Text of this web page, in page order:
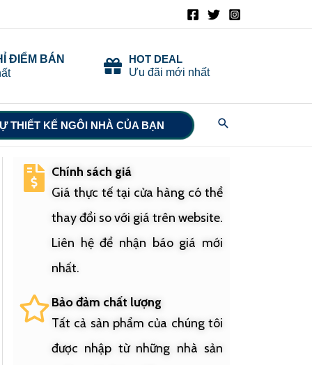
ĐIỂM BÁN
HOT DEAL
Ưu đãi mới nhất
THIẾT KẾ NGÔI NHÀ CỦA BẠN Search
Chính sách giá
Giá thực tế tại cửa hàng có thể
thay đổi so với giá trên website.
Liên hệ để nhận báo giá mới
nhất.
Bảo đảm chất lượng
Tất cả sản phẩm của chúng tôi
được nhập từ những nhà sản